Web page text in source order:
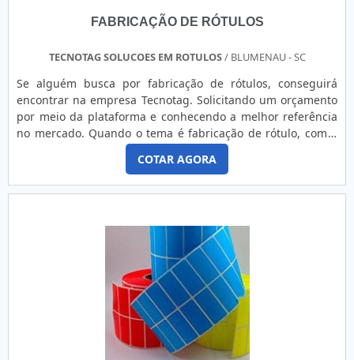
adesivo lacre de casca de ovo:Comprometida com os
qualificada;Inovadora; Segura. A EMPRESA MAIS
existem as melhores condições para quem deseja achar o
que precisa para adesivo lacre casca de ovo. Sempre de
olho no mercado, traz novidades em itens como etiquetas
adesivas personalizadas e fitas personalizadas em cetim
colorido.Isso se deve ao fato de ser comprometida com os
serviços e segura, padrões possíveis por contar com
escritório de alta qualidade onde são realizadas as
demandas. Tudo isso, somado à performance de uma
equipe de colaboradores qualificados comercialmente e
tecnicamente para melhor atender os clientes e
especialistas dedicados, comprova sua essência de trazer o
melhor para todos os clientes.
FABRICAÇÃO DE RÓTULOS
TECNOTAG SOLUCOES EM ROTULOS/ BLUMENAU - SC
Se alguém busca por fabricação de rótulos, conseguirá
encontrar na empresa Tecnotag. Solicitando um orçamento
por meio da plataforma e conhecendo a melhor referência
no mercado. Quando o tema é fabricação de rótulo, com a
equipe da Tecnotag conseguirá precisão com
comprometimento com os resultados dos
clientes.DIFERENCIAIS IMPORTANTES DE FABRICAÇÃO DE
Tecnotag canaliza seus recursos em criar aos parceiros uma
estrutura com: Escritório de alta qualidade onde são
realizadas as atividades; Tecnologia de ponta;
Equipamentos flexográficos e digitais. Tudo pensando em
fabricação de rótulo com precisão. Ainda com uma visão
analítica sobre fabricação de rótulos, sempre deve-se
buscar uma empresa que tenha produtos e serviços com
ótima qualidade e assertividade, detalhes primordiais que
COTAR AGORA